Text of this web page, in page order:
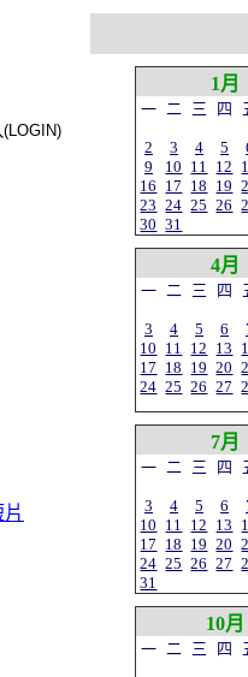
1月
一 二 三 四
2 3 4 5
9
10 11 12
16 17 18 19
23 24 25 26
30 31
4月
一 二 三 四
3 4 5 6
10 11 12 13
17 18 19 20
24 25 26 27
7月
一 二 三 四
3 4 5 6
10 11 12 13
17 18 19 20
24 25 26 27
31
10月
一 二 三 四